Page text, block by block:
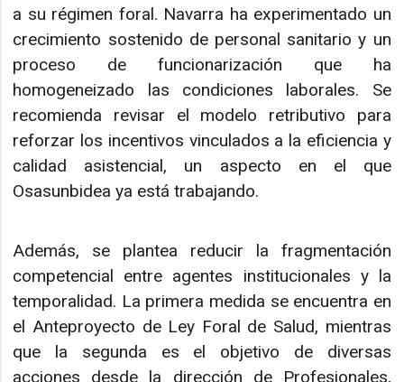
a su régimen foral. Navarra ha experimentado un
crecimiento sostenido de personal sanitario y un
proceso de funcionarización que ha
homogeneizado las condiciones laborales. Se
recomienda revisar el modelo retributivo para
reforzar los incentivos vinculados a la eficiencia y
calidad asistencial, un aspecto en el que
Osasunbidea ya está trabajando.
Además, se plantea reducir la fragmentación
competencial entre agentes institucionales y la
temporalidad. La primera medida se encuentra en
el Anteproyecto de Ley Foral de Salud, mientras
que la segunda es el objetivo de diversas
acciones desde la dirección de Profesionales,